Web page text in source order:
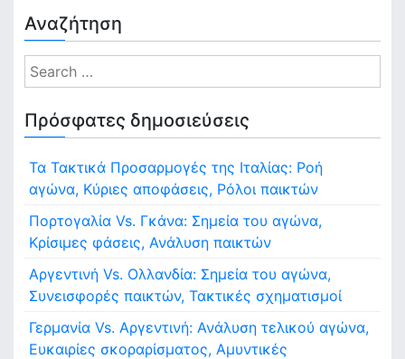
Αναζήτηση
S
e
a
r
o
Πρόσφατες δημοσιεύσεις
Τα Τακτικά Προσαρμογές της Ιταλίας: Ροή
αγώνα, Κύριες αποφάσεις, Ρόλοι παικτών
Πορτογαλία Vs. Γκάνα: Σημεία του αγώνα,
Κρίσιμες φάσεις, Ανάλυση παικτών
Αργεντινή Vs. Ολλανδία: Σημεία του αγώνα,
Συνεισφορές παικτών, Τακτικές σχηματισμοί
Γερμανία Vs. Αργεντινή: Ανάλυση τελικού αγώνα,
Ευκαιρίες σκοραρίσματος, Αμυντικές